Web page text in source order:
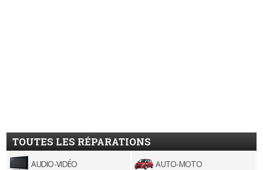
TOUTES LES RÉPARATIONS
AUDIO-VIDÉO AUTO-MOTO